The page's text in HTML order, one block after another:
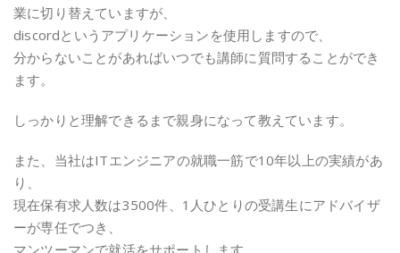
業に切り替えていますが、
discordというアプリケーションを使用しますので、
分からないことがあればいつでも講師に質問することができ
ます。
しっかりと理解できるまで親身になって教えています。
また、当社はITエンジニアの就職一筋で10年以上の実績があ
り、
現在保有求人数は3500件、1人ひとりの受講生にアドバイザ
ーが専任でつき、
マンツーマンで就活をサポートします。